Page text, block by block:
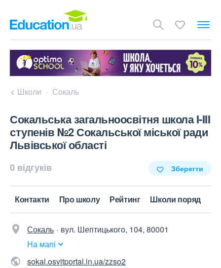
Школи Сокаль
Сокальська загальноосвітня школа I-III
ступенів №2 Сокальської міської ради
Львівської області
0 відгуків Зберегти
Контакти Про школу Рейтинг Школи поряд
Сокаль
вул. Шептицького, 104, 80001
На мапі
sokal.osvitportal.in.ua/zzso2